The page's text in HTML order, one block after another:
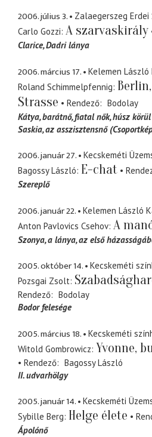
2006. július 3.
Zalaegerszeg Erdei
Carlo Gozzi A szarvaskirály
Clarice Dadri lánya
2006. március 17.
Kelemen László
Roland Schimmelpfennig
Strasse
Rendező
Bodolay
Kátya barátnő, fiatal nők, húsz körül
Saskia az asszisztensnő
2006. január 27.
Kecskeméti
Bagossy László E-chat
Szereplő
2006. január 22.
Kelemen László
Anton Pavlovics Csehov A
Szonya a lánya, az első
2005. október 14.
Kecskeméti
Pozsgai Zsolt
Rendező
Bodolay
Bodor felesége
2005. március 18.
Kecskeméti
Witold Gombrowicz Yvonne,
Rendező
Bagossy László
II. udvarhölgy
2005. január 14.
Kecskeméti
Sybille Berg Helge élete
Ápolónő